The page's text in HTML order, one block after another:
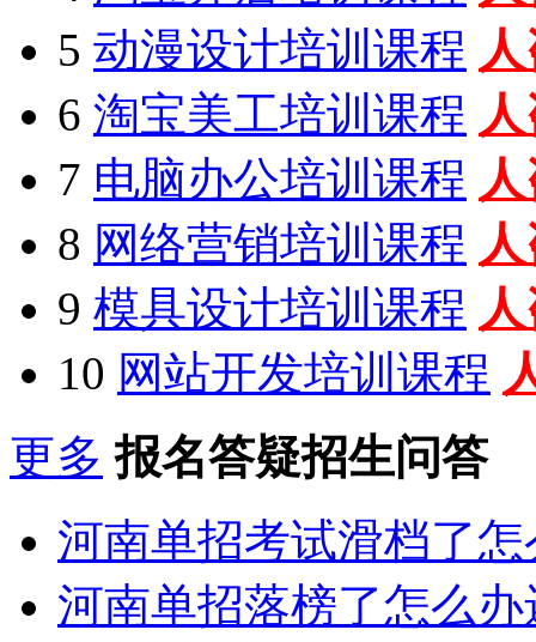
5 动漫设计培训课程
6 淘宝美工培训课程
7 电脑办公培训课程
8 网络营销培训课程
9 模具设计培训课程
10 网站开发培训课程
更多 报名答疑招生问答
河南单招考试滑档了
河南单招落榜了怎么